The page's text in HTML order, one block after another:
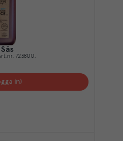
723800
in)